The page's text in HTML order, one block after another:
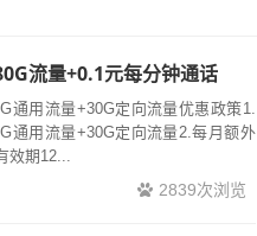
流量+0.1元每分钟通话
通用流量+30G定向流量优惠政策1.
通用流量+30G定向流量2.每月额外
效期12...
2839次浏览